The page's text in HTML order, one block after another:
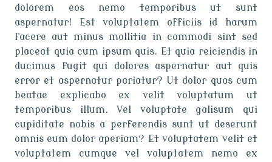
dolorem eos nemo temporibus ut sunt
aspernatur! Est voluptatem officiis id harum
facere aut minus mollitia in commodi sint sed
placeat quia cum ipsum quis. Et quia reiciendis in
ducimus fugit qui dolores aspernatur aut quis
error et aspernatur pariatur? Ut dolor quas cum
beatae explicabo ex velit voluptatum ut
temporibus illum. Vel voluptate galisum qui
cupiditate nobis a perferendis sunt ut deserunt
omnis eum dolor aperiam? Et voluptatem velit et
voluptatem cumque vel voluptatem nemo ex